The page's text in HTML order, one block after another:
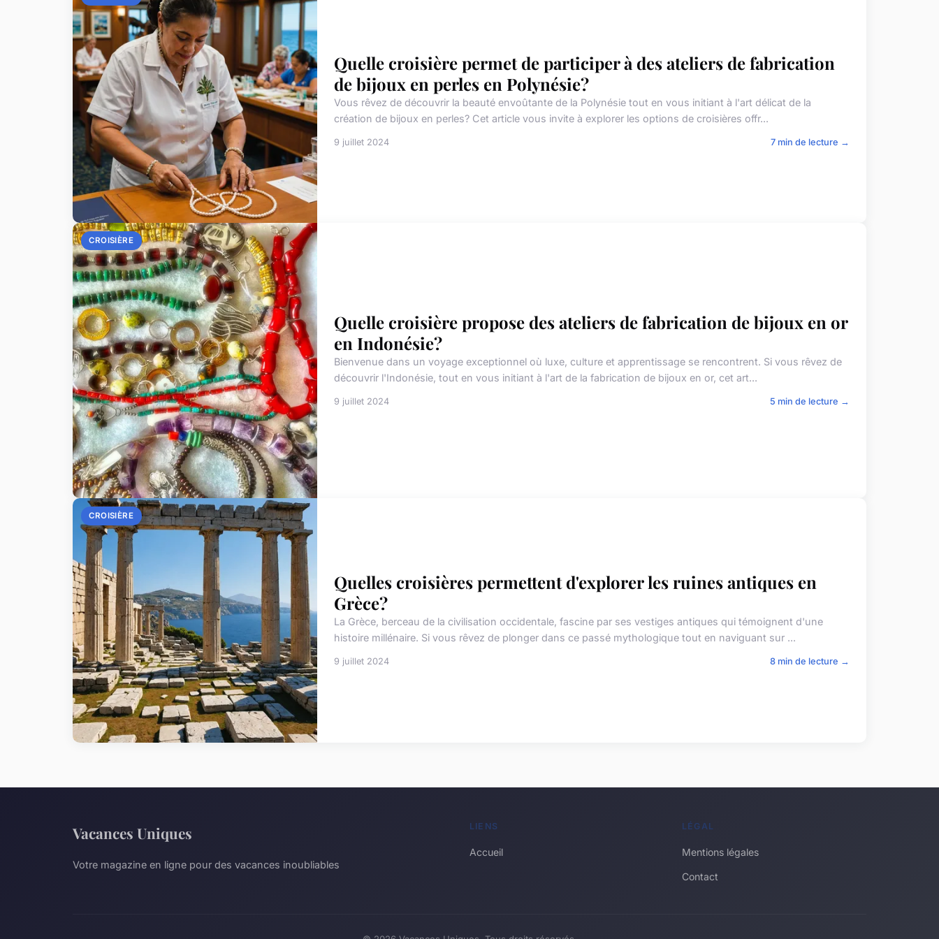
Quelle croisière permet de participer à des ateliers de fabrication
de bijoux en perles en Polynésie?
Vous rêvez de découvrir la beauté envoûtante de la Polynésie tout en vous initiant à l'art délicat de la
création de bijoux en perles? Cet article vous invite à explorer les options de croisières offr...
9 juillet 2024 7 min de lecture →
CROISIÈRE
Quelle croisière propose des ateliers de fabrication de bijoux en or
en Indonésie?
Bienvenue dans un voyage exceptionnel où luxe, culture et apprentissage se rencontrent. Si vous rêvez de
découvrir l'Indonésie, tout en vous initiant à l'art de la fabrication de bijoux en or, cet art...
9 juillet 2024 5 min de lecture →
CROISIÈRE
Quelles croisières permettent d'explorer les ruines antiques en
Grèce?
La Grèce, berceau de la civilisation occidentale, fascine par ses vestiges antiques qui témoignent d'une
histoire millénaire. Si vous rêvez de plonger dans ce passé mythologique tout en naviguant sur ...
9 juillet 2024 8 min de lecture →
Vacances Uniques
Votre magazine en ligne pour des vacances inoubliables
LIENS
Accueil
LÉGAL
Mentions légales
Contact